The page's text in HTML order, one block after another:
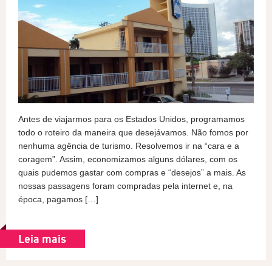
Antes de viajarmos para os Estados Unidos, programamos
todo o roteiro da maneira que desejávamos. Não fomos por
nenhuma agência de turismo. Resolvemos ir na “cara e a
coragem”. Assim, economizamos alguns dólares, com os
quais pudemos gastar com compras e “desejos” a mais. As
nossas passagens foram compradas pela internet e, na
época, pagamos […]
Leia mais